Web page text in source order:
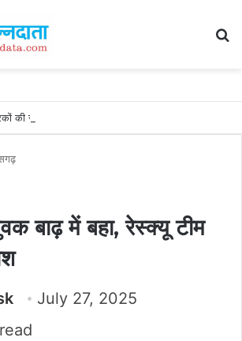
बाढ़ में बहा, रेस्क्यू टीम
July 27, 2025